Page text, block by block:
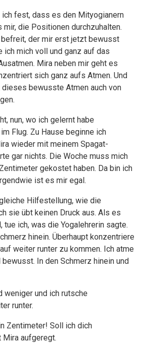
fest, dass es den Mityogianern
die Positionen durchzuhalten.
befreit, der mir erst jetzt bewusst
ich mich voll und ganz auf das
Mira neben mir geht es
sich ganz aufs Atmen. Und
bewusste Atmen auch von
nun, wo ich gelernt habe
Flug. Zu Hause beginne ich
wieder mit meinem Spagat-
gar nichts. Die Woche muss mich
gekostet haben. Da bin ich
ist es mir egal.
Hilfestellung, wie die
sie übt keinen Druck aus. Als es
tue ich, was die Yogalehrerin sagte.
hinein. Überhaupt konzentriere
weiter runter zu kommen. Ich atme
In den Schmerz hinein und
weniger und ich rutsche
runter.
Zentimeter! Soll ich dich
Mira aufgeregt.